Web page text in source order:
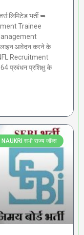
लिमिटेड भर्ती ➥
Trainee
आवेदन करने के
NFL Recruitment
प्रबंधन प्रशिक्षु के
सभी राज्य जॉब्स